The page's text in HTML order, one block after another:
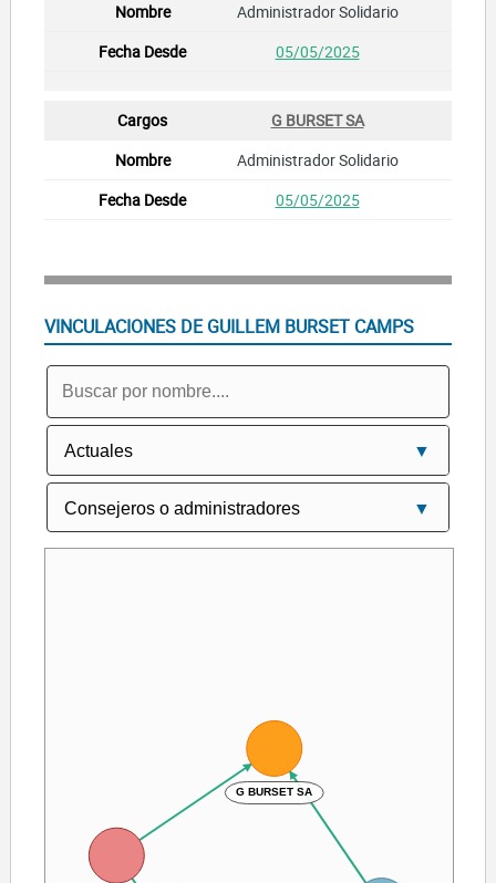
Administrador Solidario
05/05/2025
G BURSET SA
Administrador Solidario
05/05/2025
VINCULACIONES DE GUILLEM BURSET CAMPS
G BURSET SA